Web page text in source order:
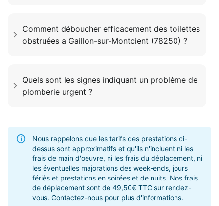
Comment déboucher efficacement des toilettes
obstruées a Gaillon-sur-Montcient (78250) ?
Quels sont les signes indiquant un problème de
plomberie urgent ?
Nous rappelons que les tarifs des prestations ci-
dessus sont approximatifs et qu'ils n'incluent ni les
frais de main d'oeuvre, ni les frais du déplacement, ni
les éventuelles majorations des week-ends, jours
fériés et prestations en soirées et de nuits. Nos frais
de déplacement sont de 49,50€ TTC sur rendez-
vous. Contactez-nous pour plus d'informations.